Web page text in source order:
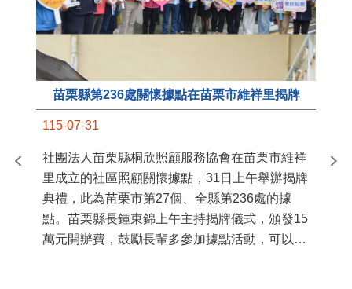
苗栗縣第236處關懷據點在苗栗市維祥里揭牌
115-07-31
社團法人苗栗縣桐欣照顧服務協會在苗栗市維祥
里成立的社區照顧關懷據點，31日上午舉辦揭牌
典禮，此為苗栗市第27個、全縣第236處的據
點。苗栗縣長鍾東錦上午主持揭牌儀式，頒發15
萬元開辦費，鼓勵長輩多參加據點活動，可以更
國